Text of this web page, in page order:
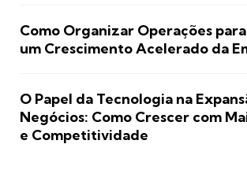
Como Organizar Operações
um Crescimento Acelerado da
O Papel da Tecnologia na
Negócios: Como Crescer com
e Competitividade